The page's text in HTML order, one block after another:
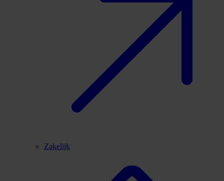
Zakelijk